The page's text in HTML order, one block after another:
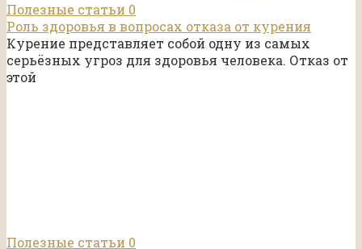
Полезные статьи 0
Роль здоровья в вопросах отказа от курения
Курение представляет собой одну из самых
серьёзных угроз для здоровья человека. Отказ от
этой
Полезные статьи 0